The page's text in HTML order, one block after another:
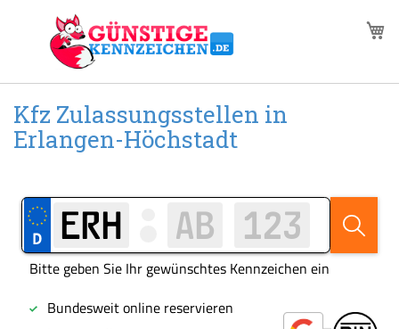
springen
Kfz Zulassungsstellen in
Erlangen-Höchstadt